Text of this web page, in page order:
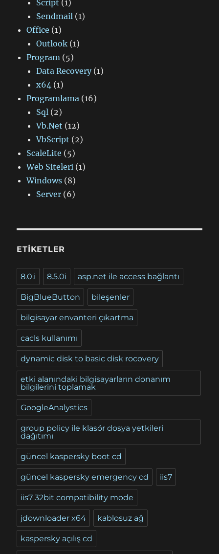
Script (1)
Sendmail (1)
Office (1)
Outlook (1)
Program (5)
Data Recovery(1)
x64 (1)
Programlama (16)
Sql (2)
Vb.Net (12)
VbScript (2)
ScaleLite (5)
Web Siteleri (1)
Windows (8)
Server (6)
ETIKETLER
8.0.i 8.5.0i asp.net ile access bağlantı
BigBlueButton bileşenler
bilgisayar envanteri çıkartma
cacls kullanımı
dynamic disk to basic disk rocovery
etki alanındaki bilgisayarların donanım
bilgilerini toplamak
GoogleAnalystics
group policy ile klasör dosya yetkileri
dağıtımı
güncel kaspersky boot cd
güncel kaspersky emergency cd iis7
iis7 32bit compatibility mode
jdownloader x64 kablosuz ağ
kaspersky açılış cd